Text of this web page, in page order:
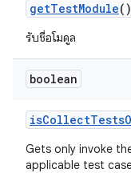
getTestModule()
รับชื่อโมดูล
boolean
isCollectTests
Gets only invoke
applicable test